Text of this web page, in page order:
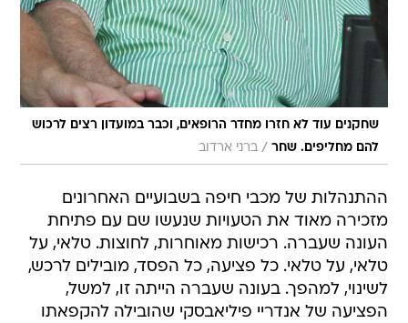
שחקנים עוד לא חזרו מחדר הרופאים, וכבר במועדון רצים לרכוש
להם מחליפים. שחר / ברני ארדוב
ההתנהלות של מכבי חיפה בשבועיים האחרונים
מזכירה מאוד את הטעויות שנעשו שם עם פתיחת
העונה שעברה. רכישות מאוחרות, לחוצות. טלאי, על
טלאי, על טלאי. כל פציעה, כל הפסד, מובילים לרכש,
לשינוי, למהפך. בעונה שעברה הייתה זו, למשל,
הפציעה של אנדריי פיליאבסקי שהובילה להקפאתו